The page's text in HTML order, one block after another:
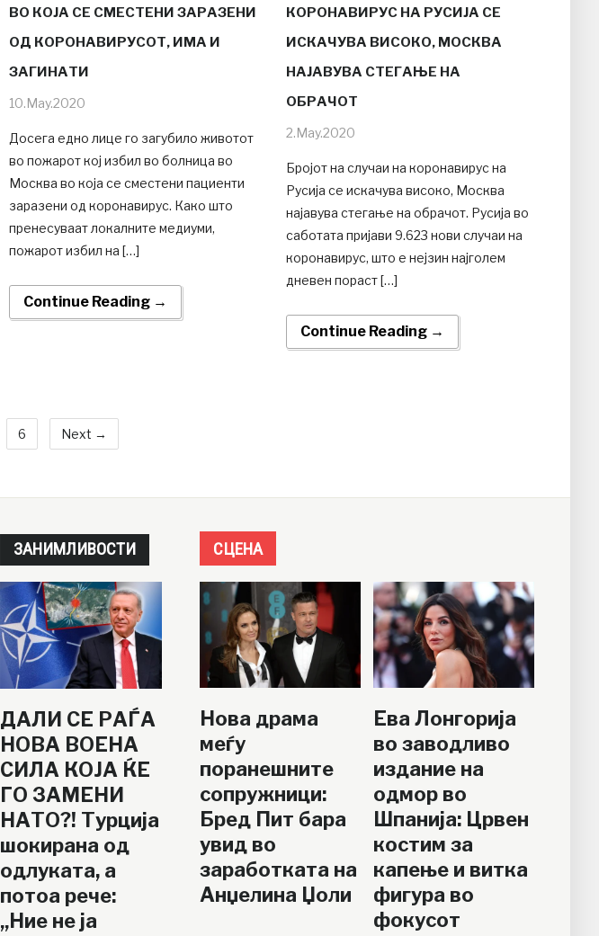
ВО КОЈА СЕ СМЕСТЕНИ ЗАРАЗЕНИ
ОД КОРОНАВИРУСОТ, ИМА И
ЗАГИНАТИ
10.May.2020
Досега едно лице го загубило животот
во пожарот кој избил во болница во
Москва во која се сместени пациенти
заразени од коронавирус. Како што
пренесуваат локалните медиуми,
пожарот избил на […]
Continue Reading →
КОРОНАВИРУС НА РУСИЈА СЕ
ИСКАЧУВА ВИСОКО, МОСКВА
НАЈАВУВА СТЕГАЊЕ НА
ОБРАЧОТ
2.May.2020
Бројот на случаи на коронавирус на
Русија се искачува високо, Москва
најавува стегање на обрачот. Русија во
саботата пријави 9.623 нови случаи на
коронавирус, што е нејзин најголем
дневен пораст […]
Continue Reading →
6 Next →
ЗАНИМЛИВОСТИ
ДАЛИ СЕ РАЃА
НОВА ВОЕНА
СИЛА КОЈА ЌЕ
ГО ЗАМЕНИ
НАТО?! Турција
шокирана од
одлуката, а
потоа рече:
„Ние не ја
СЦЕНА
Нова драма
меѓу
поранешните
сопружници:
Бред Пит бара
увид во
заработката на
Анџелина Џоли
Ева Лонгорија
во заводливо
издание на
одмор во
Шпанија: Црвен
костим за
капење и витка
фигура во
фокусот